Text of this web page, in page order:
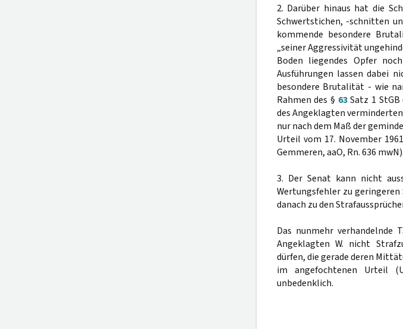
2. Darüber hinaus hat die
Schwertstichen, -schnitten
kommende besondere
„seiner Aggressivität
Boden liegendes Opfer
Ausführungen lassen dabei
besondere Brutalität - wie
Rahmen des § 63Satz 1 StGB
des Angeklagten
nur nach dem Maß der
Urteil vom 17. November
Gemmeren, aaO, Rn. 636 mwN).
3. Der Senat kann nicht
Wertungsfehler zu
danach zu den
Das nunmehr verhandelnde
Angeklagten W. nicht
dürfen, die gerade deren
im angefochtenen Urteil
unbedenklich.